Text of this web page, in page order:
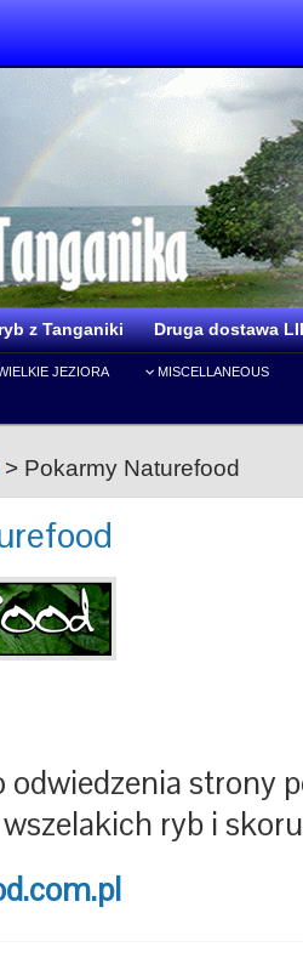
z Tanganiki Druga dostawa
JEZIORA MISCELLANEOUS
> Pokarmy Naturefood
odwiedzenia strony
ryb i